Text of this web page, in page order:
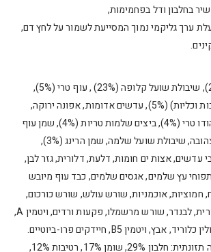
בחלבון ודל בפחמימות,
ערך גליקמי נמוך המסייעת לשמור על לחץ דם,
בשר עוף מיובש (25%), שיבולת שועל קלופה (23%) , עוף טרי (5%),
טפלי עוף (כבדים, לבבות וכליות) (5%), עדשים אדומות, אפונה ירוקה,
עדשים ירוקות, בשר הודו טרי (4%), ביצים שלמות טריות (4%), שמן עוף
(4%), חומוס, אפונה צהובה, שיבולת שועל שלמה, שמן הרינג (3%),
עדשים, אצות ים חומות, דלעת, דלורית, גזר לבן,
עץ שלמים, אגסים שלמים, כבד עוף מיובש
(0.1%), מלח, חמוציות, אוכמניות, שורש עולש, שורש כורכום,
גדילן מצוי, שורש דקורית, לבנדר, שורש מרשמלו, פקעות ורדים, ויטמין A,
ויטמין D3, ויטמין E, כולין כלוריד, אבץ, ויטמין B5, חיידקים פרו-ביוטיים.
ערכים תזונתיים תכולה תזונתית: חלבון 29%, שומן 17%, רטיבות 12%,